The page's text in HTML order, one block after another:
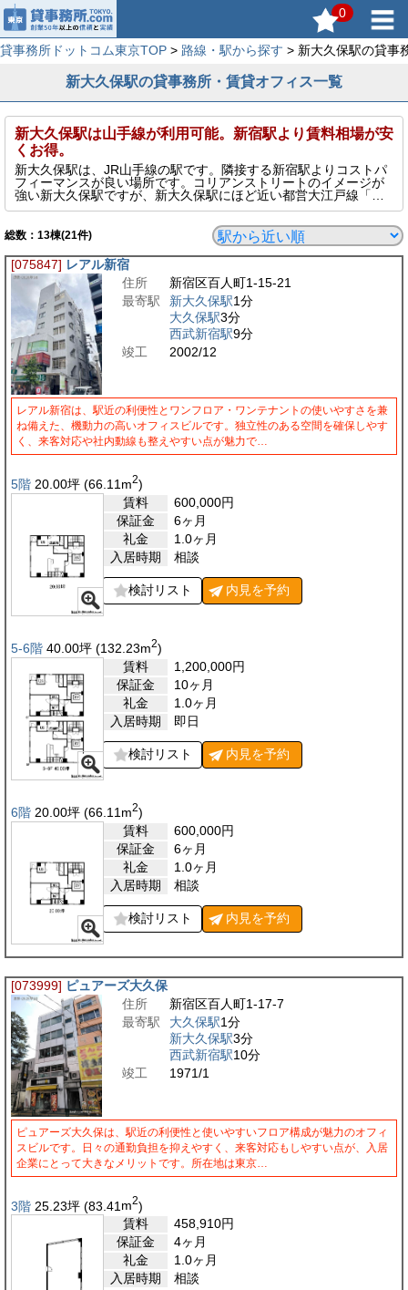
0
貸事務所ドットコム東京TOP > 路線・駅から探す > 新大久保駅の貸事
新大久保駅の貸事務所・賃貸オフィス一覧
新大久保駅は山手線が利用可能。新宿駅より賃料相場が安
くお得。
新大久保駅は、JR山手線の駅です。隣接する新宿駅よりコストパ
フィーマンスが良い場所です。コリアンストリートのイメージが
強い新大久保駅ですが、新大久保駅にほど近い都営大江戸線「東
新宿駅」に高層オフィスビルが建ち、オフィス街としての発展が
総数： 13棟(21件)
[075847] レアル新宿
住所
新宿区百人町1-15-21
最寄駅
新大久保駅1分
大久保駅3分
西武新宿駅9分
竣工
2002/12
レアル新宿は、駅近の利便性とワンフロア・ワンテナントの使いやすさを兼
ね備えた、機動力の高いオフィスビルです。独立性のある空間を確保しやす
く、来客対応や社内動線も整えやすい点が魅力で…
5階 20.00坪 (66.11 m2)
賃料
600,000円
保証金
6ヶ月
礼金
1.0ヶ月
入居時期
相談
検討リスト 内見を予約
5-6階 40.00坪 (132.23m2)
賃料
1,200,000円
保証金
10ヶ月
礼金
1.0ヶ月
入居時期
即日
検討リスト 内見を予約
6階 20.00坪 (66.11 m2)
賃料
600,000円
保証金
6ヶ月
礼金
1.0ヶ月
入居時期
相談
検討リスト 内見を予約
[073999] ピュアーズ大久保
住所
新宿区百人町1-17-7
最寄駅
大久保駅1分
新大久保駅3分
西武新宿駅10分
竣工
1971/1
ピュアーズ大久保は、駅近の利便性と使いやすいフロア構成が魅力のオフィ
スビルです。日々の通勤負担を抑えやすく、来客対応もしやすい点が、入居
企業にとって大きなメリットです。所在地は東京…
3階 25.23坪 (83.41 m2)
賃料
458,910円
保証金
4ヶ月
礼金
1.0ヶ月
入居時期
相談